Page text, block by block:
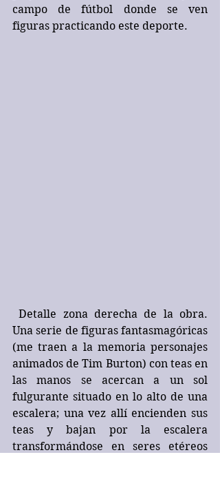
campo de fútbol donde se ven
figuras practicando este deporte.
Detalle zona derecha de la obra.
Una serie de figuras fantasmagóricas
(me traen a la memoria personajes
animados de Tim Burton) con teas en
las manos se acercan a un sol
fulgurante situado en lo alto de una
escalera; una vez allí encienden sus
teas y bajan por la escalera
transformándose en seres etéreos